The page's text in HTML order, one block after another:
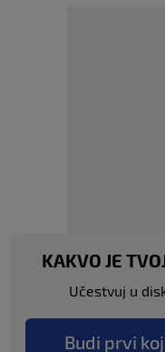
KAKVO JE
Učestvuj u
Budi prvi